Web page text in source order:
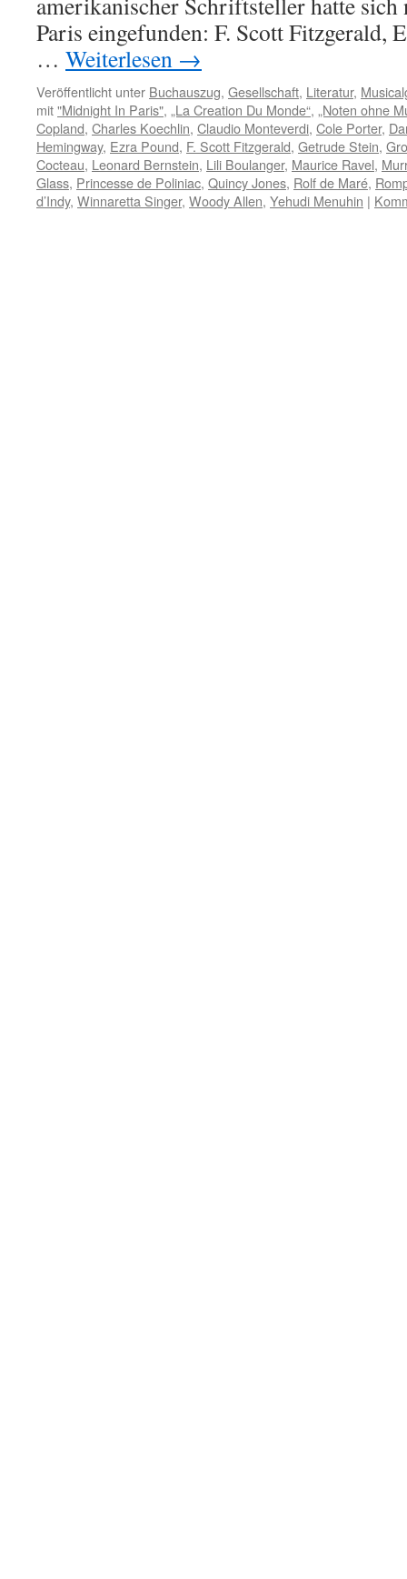
Paris eingefunden: F. Scott Fitzgerald,
… Weiterlesen →
Veröffentlicht unter Buchauszug, Gesellschaft, Literatur,
mit"Midnight In Paris", „La Creation Du Monde“, „Noten ohne
Copland, Charles Koechlin, Claudio Monteverdi, Cole Porter,
Hemingway, Ezra Pound, F. Scott Fitzgerald, Getrude Stein,
Cocteau, Leonard Bernstein, Lili Boulanger, Maurice Ravel,
Glass, Princesse de Poliniac, Quincy Jones, Rolf de Maré,
d’Indy, Winnaretta Singer, Woody Allen, Yehudi Menuhin |